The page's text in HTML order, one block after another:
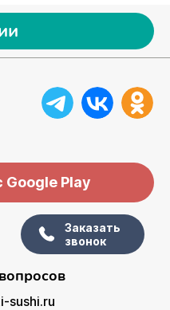
Google Play
Заказать
звонок
sushi.ru